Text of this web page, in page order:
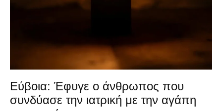
Εύβοια: Έφυγε ο άνθρωπος που
συνδύασε την ιατρική με την αγάπη